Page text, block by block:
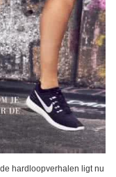
hardloopverhalen ligt nu